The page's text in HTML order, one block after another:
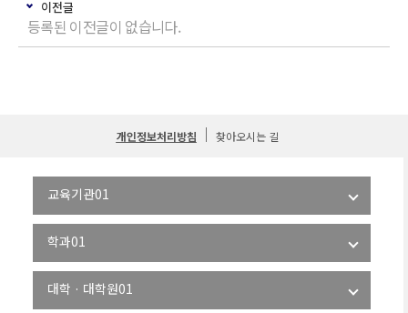
이전글
등록된 이전글이 없습니다.
개인정보처리방침 찾아오시는 길